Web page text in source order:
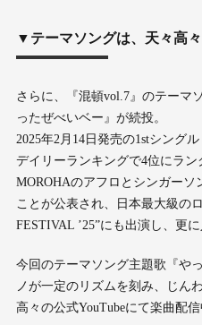
▼テーマソングは、天々高
さらに、『混頓vol.7』のテーマ
ったぜべいベー』が続投。
2025年2⽉14⽇発売の1stシング
デイリーランキングで4位にラ
MOROHAのアフロとシンガー
ことが公表され、⽇本最⼤級の
FESTIVAL ’25”にも出演し、更
今回のテーマソング主題歌『や
ノが⼀定のリズムを刻み、じん
⾼々の公式YouTubeにて楽曲配